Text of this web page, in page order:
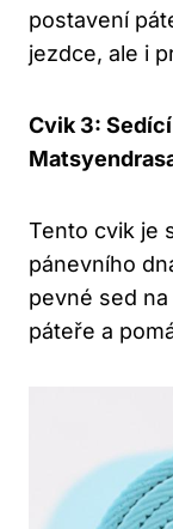
postavení
jezdce, ale i
Cvik 3:
Tento cvik je
pánevního
pevné sed
páteře a